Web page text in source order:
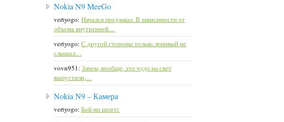
Nokia N9 MeeGo
vertyogo: Начался предзаказ. В зависимости от
объема внутренней…
vertyogo: С другой стороны только ленивый не
слышал…
vovn951: Зачем, вообще, это чудо на свет
выпустили,…
Nokia N9 – Камера
vertyogo: Бой ин шортс